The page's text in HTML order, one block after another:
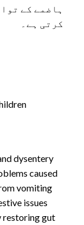
ہاضمے کے
کرتی ہے۔
dysentery
caused
vomiting
issues
restoring gut